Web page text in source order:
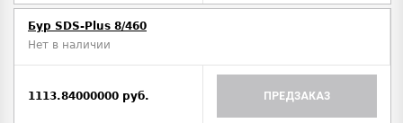
Бур SDS-Plus 8/460
Нет в наличии
1113.84000000 руб. ПРЕДЗАКАЗ